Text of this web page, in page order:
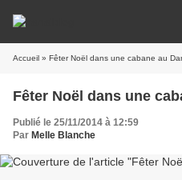
Accueil » Fêter Noël dans une cabane au
Fêter Noël dans une
Publié le 25/11/2014 à 12:59
Par Melle Blanche